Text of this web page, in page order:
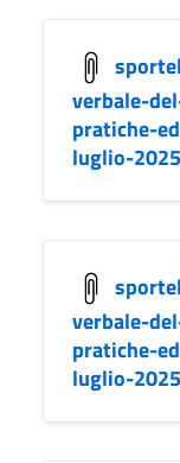
verbale-
pratiche-
luglio-
verbale-
pratiche-
luglio-